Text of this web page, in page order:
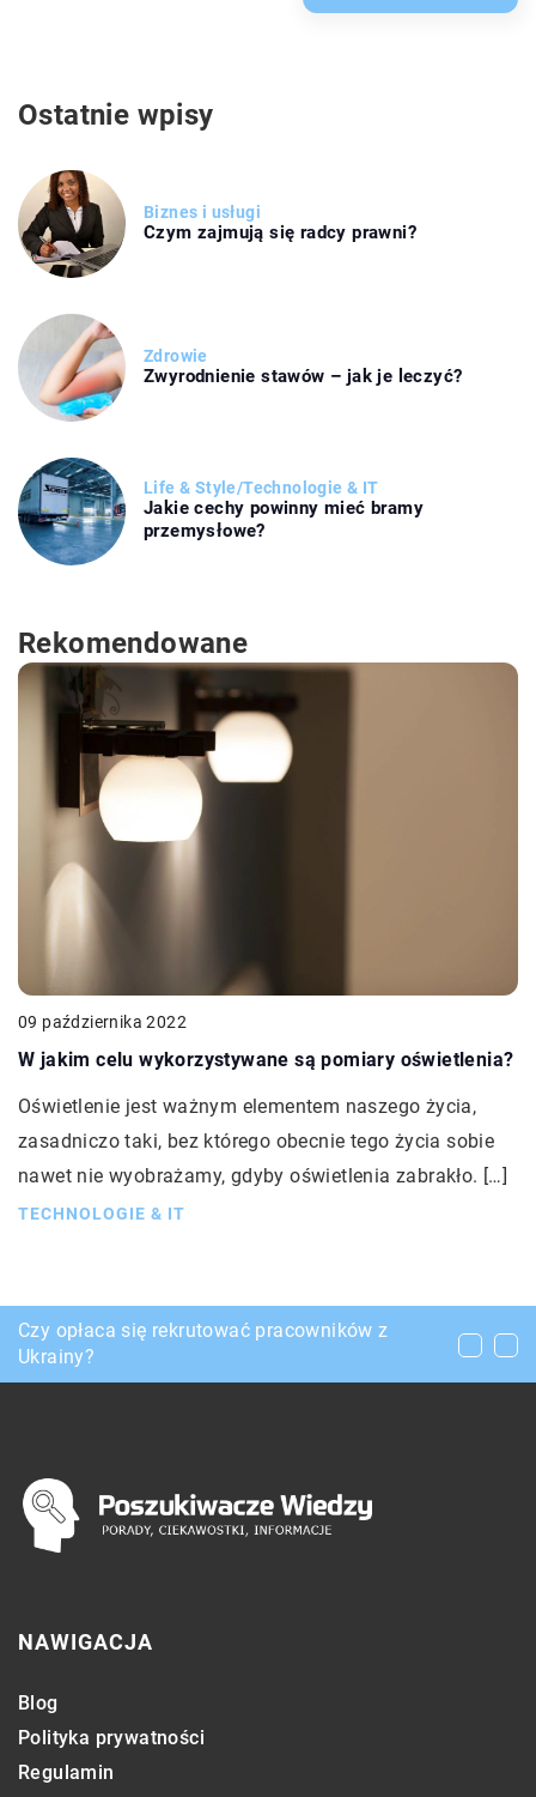
Ostatnie wpisy
Biznes i usługi
Czym zajmują się radcy prawni?
Zdrowie
Zwyrodnienie stawów – jak je leczyć?
Life & Style/Technologie & IT
Jakie cechy powinny mieć bramy
przemysłowe?
Rekomendowane
09 października 2022
W jakim celu wykorzystywane są pomiary oświetlenia?
Oświetlenie jest ważnym elementem naszego życia,
zasadniczo taki, bez którego obecnie tego życia sobie
nawet nie wyobrażamy, gdyby oświetlenia zabrakło. […]
TECHNOLOGIE & IT
Jakie akcesoria są niezbędne do tworzenia
kaligrafii?
Czy opłaca się rekrutować pracowników z
Ukrainy?
Jak być w pełni bezpiecznym podczas
morskiego rejsu?
NAWIGACJA
Blog
Polityka prywatności
Regulamin